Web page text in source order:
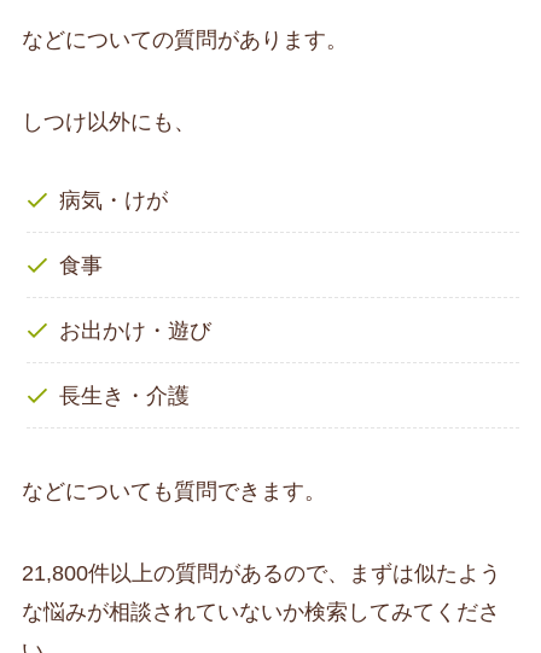
などについての質問があります。
しつけ以外にも、
病気・けが
食事
お出かけ・遊び
長生き・介護
などについても質問できます。
21,800件以上の質問があるので、まずは似たよう
な悩みが相談されていないか検索してみてくださ